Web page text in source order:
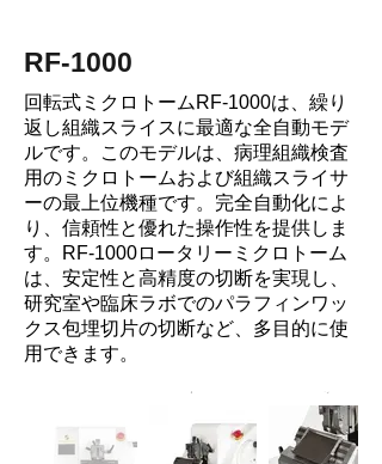
RF-1000
回転式ミクロトームRF-1000は、繰り
返し組織スライスに最適な全自動モデ
ルです。このモデルは、病理組織検査
用のミクロトームおよび組織スライサ
ーの最上位機種です。完全自動化によ
り、信頼性と優れた操作性を提供しま
す。RF-1000ロータリーミクロトーム
は、安定性と高精度の切断を実現し、
研究室や臨床ラボでのパラフィンワッ
クス包埋切片の切断など、多目的に使
用できます。